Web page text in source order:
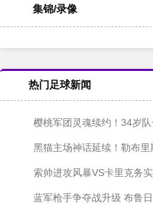
集锦/录像
热门足球新闻
樱桃军团灵魂续约！34岁队长史
黑猫主场神话延续！勒布里斯放话
索帅进攻风暴VS卡里克务实防守 曼
蓝军枪手争夺战升级 布鲁日新星